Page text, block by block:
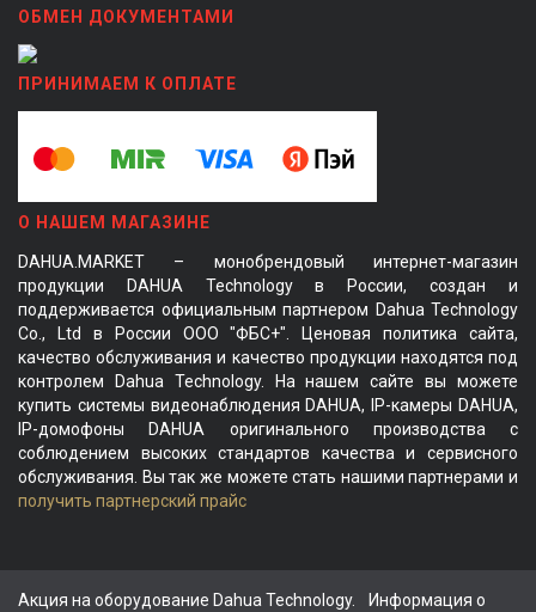
ОБМЕН ДОКУМЕНТАМИ
ПРИНИМАЕМ К ОПЛАТЕ
О НАШЕМ МАГАЗИНЕ
DAHUA.MARKET – монобрендовый интернет-магазин
продукции DAHUA Technology в России, создан и
поддерживается официальным партнером Dahua Technology
Co., Ltd в России ООО "ФБС+". Ценовая политика сайта,
качество обслуживания и качество продукции находятся под
контролем Dahua Technology. На нашем сайте вы можете
купить системы видеонаблюдения DAHUA, IP-камеры DAHUA,
IP-домофоны DAHUA оригинального производства с
соблюдением высоких стандартов качества и сервисного
обслуживания. Вы так же можете стать нашими партнерами и
получить партнерский прайс
Акция на оборудование Dahua Technology. Информация о